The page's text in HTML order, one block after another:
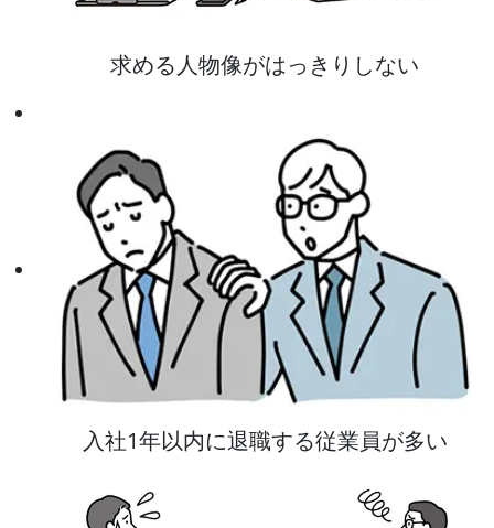
求める人物像がはっきりしない
入社1年以内に退職する従業員が多い